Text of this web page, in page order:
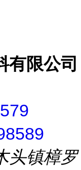
有限公司
头镇樟罗